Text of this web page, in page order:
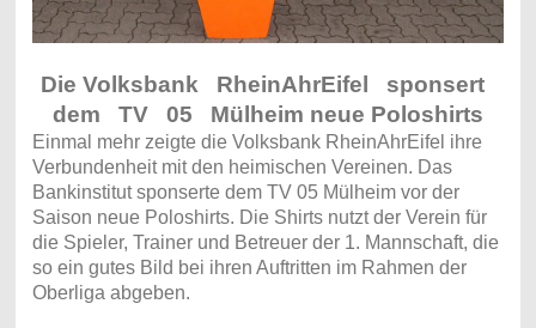
Die Volksbank RheinAhrEifel sponsert
dem TV 05 Mülheim neue Poloshirts
Einmal mehr zeigte die Volksbank RheinAhrEifel ihre
Verbundenheit mit den heimischen Vereinen. Das
Bankinstitut sponserte dem TV 05 Mülheim vor der
Saison neue Poloshirts. Die Shirts nutzt der Verein für
die Spieler, Trainer und Betreuer der 1. Mannschaft, die
so ein gutes Bild bei ihren Auftritten im Rahmen der
Oberliga abgeben.